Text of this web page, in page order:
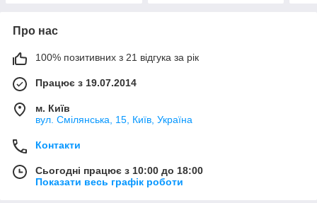
Про нас
100% позитивних з 21 відгука за рік
Працює з 19.07.2014
м. Київ
вул. Смілянська, 15, Київ, Україна
Контакти
Сьогодні працює з 10:00 до 18:00
Показати весь графік роботи